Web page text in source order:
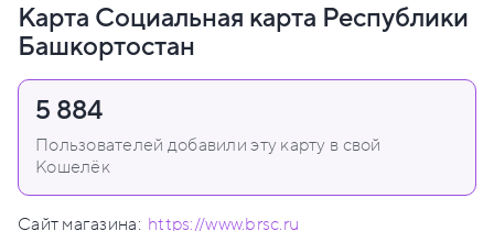
Карта Социальная карта Республики
Башкортостан
5 884
Пользователей добавили эту карту в свой
Кошелёк
Сайт магазина: https://www.brsc.ru